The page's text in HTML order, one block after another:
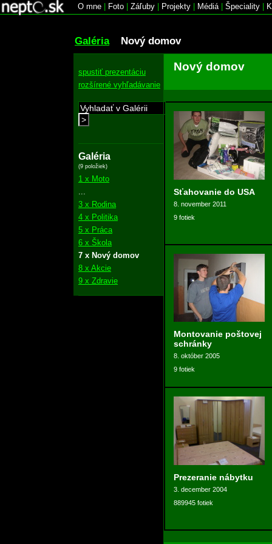
O mne Foto Záľuby Projekty Médiá| Špeciality
Galéria Nový domov
spustiť prezentáciu
rozšírené vyhľadávanie
>
Galéria
(9 položiek)
1 x Moto
3 x Rodina
4 x Politika
5 x Práca
6 x Škola
7 x Nový domov
8 x Akcie
9 x Zdravie
Nový domov
Sťahovanie do USA
8. november 2011
9 fotiek
Montovanie poštovej
schránky
8. október 2005
9 fotiek
Prezeranie nábytku
3. december 2004
889945 fotiek